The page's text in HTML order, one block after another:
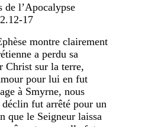
de l’Apocalypse
17
montre clairement
a perdu sa
Christ sur la terre,
pour lui en fut
à Smyrne, nous
fut arrêté pour un
que le Seigneur laissa